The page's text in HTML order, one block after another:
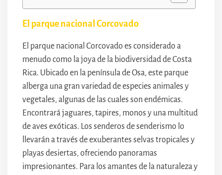
El parque nacional Corcovado
El parque nacional Corcovado es considerado a
menudo como la joya de la biodiversidad de Costa
Rica. Ubicado en la península de Osa, este parque
alberga una gran variedad de especies animales y
vegetales, algunas de las cuales son endémicas.
Encontrará jaguares, tapires, monos y una multitud
de aves exóticas. Los senderos de senderismo lo
llevarán a través de exuberantes selvas tropicales y
playas desiertas, ofreciendo panoramas
impresionantes. Para los amantes de la naturaleza y